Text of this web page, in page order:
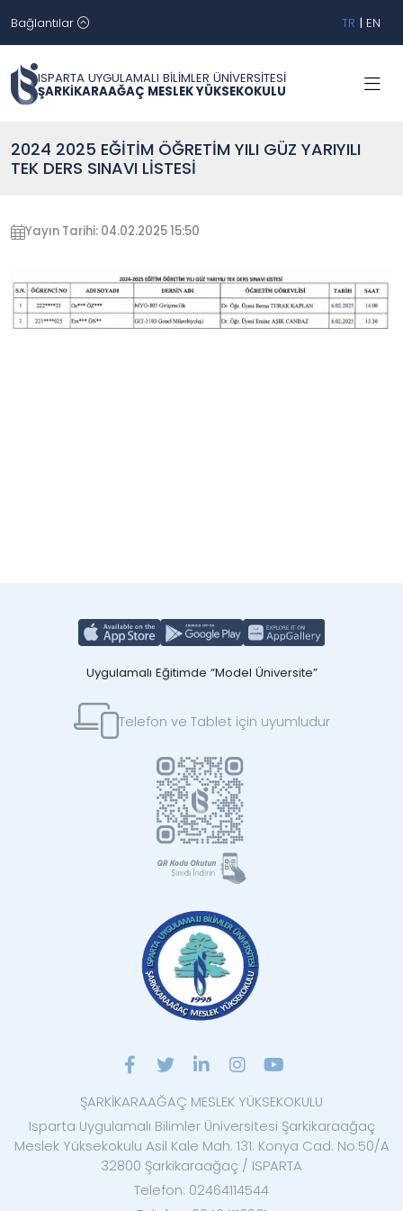
Bağlantılar TR | EN
ISPARTA UYGULAMALI BİLİMLER ÜNİVERSİTESİ
ŞARKİKARAAĞAÇ MESLEK YÜKSEKOKULU
2024 2025 EĞİTİM ÖĞRETİM YILI GÜZ YARIYILI
TEK DERS SINAVI LİSTESİ
Yayın Tarihi: 04.02.2025 15:50
Uygulamalı Eğitimde “Model Üniversite”
Telefon ve Tablet için uyumludur
ŞARKİKARAAĞAÇ MESLEK YÜKSEKOKULU
Isparta Uygulamalı Bilimler Üniversitesi Şarkikaraağaç
Meslek Yüksekokulu Asil Kale Mah. 131. Konya Cad. No:50/A
32800 Şarkikaraağaç / ISPARTA
Telefon: 02464114544